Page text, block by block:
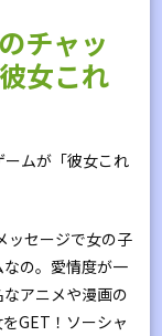
チャッ
女これ
ムが「彼女これ
ッセージで女の子
の。愛情度が一
アニメや漫画の
GET！ソーシャ